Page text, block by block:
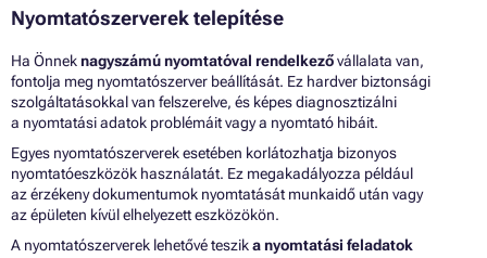
Nyomtatószerverek telepítése
Ha Önneknagyszámú nyomtatóval rendelkezővállalata van,
fontolja meg nyomtatószerver beállítását. Ez hardver biztonsági
szolgáltatásokkal van felszerelve, és képes diagnosztizálni
a nyomtatási adatok problémáit vagy a nyomtató hibáit.
Egyes nyomtatószerverek esetében korlátozhatja bizonyos
nyomtatóeszközök használatát. Ez megakadályozza például
az érzékeny dokumentumok nyomtatását munkaidő után vagy
az épületen kívül elhelyezett eszközökön.
A nyomtatószerverek lehetővé teszika nyomtatási feladatok